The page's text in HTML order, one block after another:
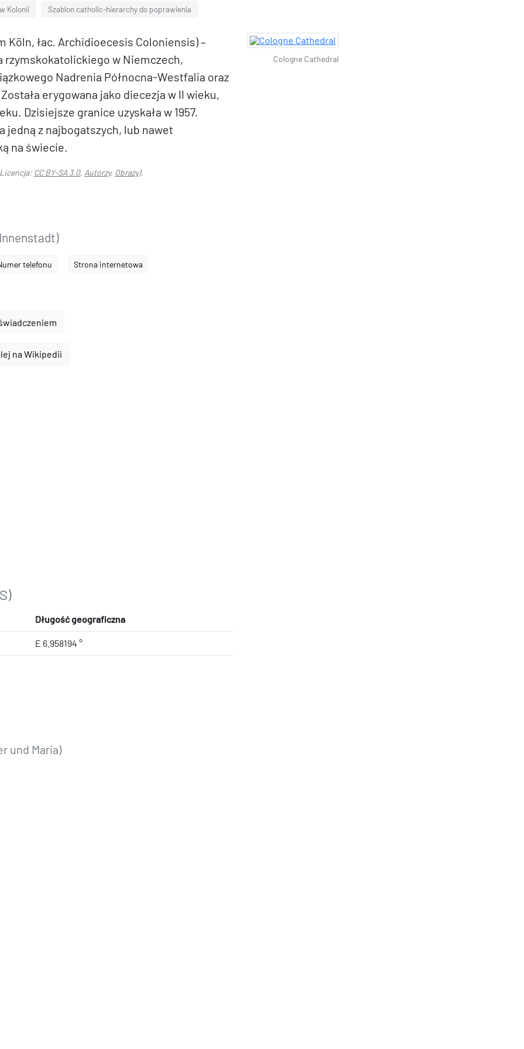
Kolonii Szablon catholic-hierarchy do poprawienia
łac. Archidioecesis Coloniensis) –
w Niemczech,
Nadrenia Północna-Westfalia oraz
erygowana jako diecezja w II wieku,
Dzisiejsze granice uzyskała w 1957.
jedną z najbogatszych, lub nawet
na świecie.
CC BY-SA 3.0, Autorzy, Obrazy).
telefonu Strona internetowa
na Wikipedii
Długość geograficzna
E 6.958194 °
und Maria)
Cologne Cathedral